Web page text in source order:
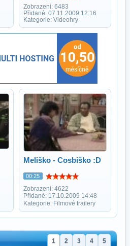
Zobrazení: 6483
Přidané: 07.11.2009 12:16
Kategorie: Videohry
Meliško - Cosbiško :D
00:25
Zobrazení: 4622
Přidané: 17.10.2009 14:48
Kategorie: Filmové trailery
1 2 3 4 5